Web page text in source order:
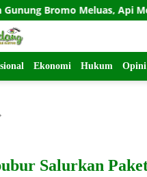
Meluas, Api Mengarah
Ekonomi Hukum Opini
Salurkan